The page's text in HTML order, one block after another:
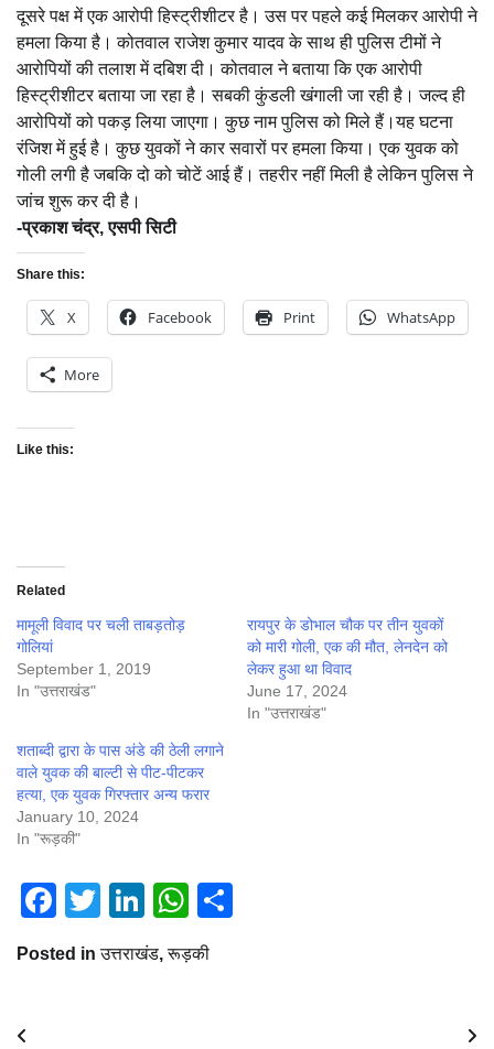
दूसरे पक्ष में एक आरोपी हिस्ट्रीशीटर है। उस पर पहले कई मिलकर आरोपी ने
हमला किया है। कोतवाल राजेश कुमार यादव के साथ ही पुलिस टीमों ने
आरोपियों की तलाश में दबिश दी। कोतवाल ने बताया कि एक आरोपी
हिस्ट्रीशीटर बताया जा रहा है। सबकी कुंडली खंगाली जा रही है। जल्द ही
आरोपियों को पकड़ लिया जाएगा। कुछ नाम पुलिस को मिले हैं।यह घटना
रंजिश में हुई है। कुछ युवकों ने कार सवारों पर हमला किया। एक युवक को
गोली लगी है जबकि दो को चोटें आई हैं। तहरीर नहीं मिली है लेकिन पुलिस ने
जांच शुरू कर दी है।
-प्रकाश चंद्र, एसपी सिटी
Share this:
X Facebook Print WhatsApp
More
Like this:
Related
मामूली विवाद पर चली ताबड़तोड़
गोलियां
September 1, 2019
In "उत्तराखंड"
रायपुर के डोभाल चौक पर तीन युवकों
को मारी गोली, एक की मौत, लेनदेन को
लेकर हुआ था विवाद
June 17, 2024
In "उत्तराखंड"
शताब्दी द्वारा के पास अंडे की ठेली लगाने
वाले युवक की बाल्टी से पीट-पीटकर
हत्या, एक युवक गिरफ्तार अन्य फरार
January 10, 2024
In "रूड़की"
Facebook
TwitterLinkedIn
WhatsApp
Posted inउत्तराखंड,रूड़की
Post